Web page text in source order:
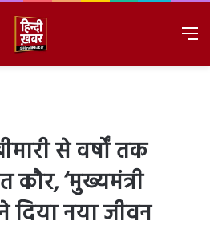
से वर्षों तक
कौर, ‘मुख्यमंत्री
दिया नया जीवन